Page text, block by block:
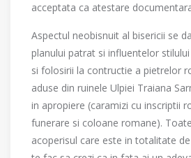
acceptata ca atestare
Aspectul neobisnuit al bisericii se
planului patrat si influentelor
si folosirii la contructie a pietrelor
aduse din ruinele Ulpiei Traiana
in apropiere (caramizi cu inscriptii
funerare si coloane romane).
acoperisul care este in totalitate